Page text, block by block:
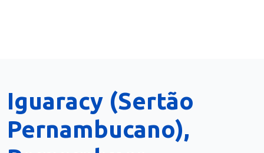
Iguaracy (Sertão
Pernambucano),